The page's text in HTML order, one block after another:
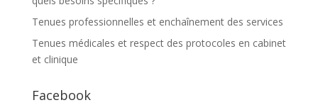
Tenues professionnelles et enchaînement des services
Tenues médicales et respect des protocoles en cabinet
et clinique
Facebook